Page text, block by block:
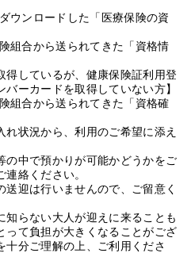
ンロードした「医療保険の資
合から送られてきた「資格情
しているが、健康保険証利用登
ーカードを取得していない方】
合から送られてきた「資格確
れ状況から、利用のご希望に添え
の中で預かりが可能かどうかをご
絡ください。
送迎は行いませんので、ご留意く
知らない大人が迎えに来ることも
って負担が大きくなることがござ
十分ご理解の上、ご利用くださ